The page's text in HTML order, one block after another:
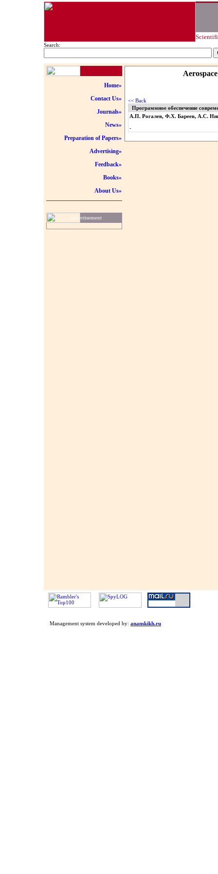
Search:
Home»
Contact Us»
Journals»
News»
Preparation of Papers»
Advertising»
Feedback»
Books»
About Us»
advertisement
<< Back
Программное обеспечение
А.П. Рогалев, Ф.Х. Бареев, А.С.
-
Management system developed by: ananskikh.ru